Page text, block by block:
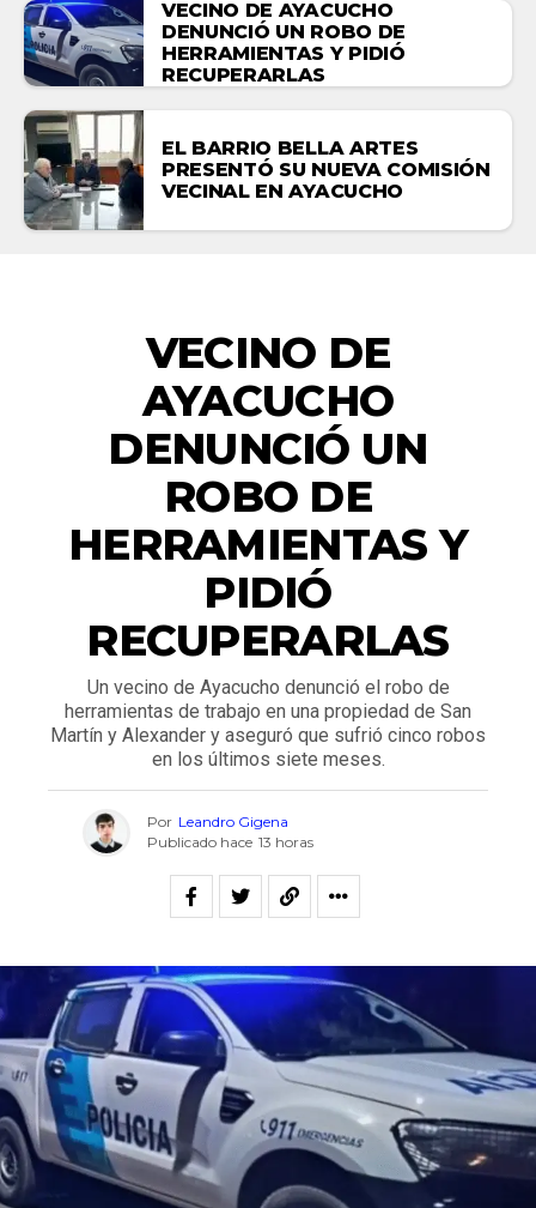
VECINO DE AYACUCHO
DENUNCIÓ UN ROBO DE
HERRAMIENTAS Y PIDIÓ
RECUPERARLAS
EL BARRIO BELLA ARTES
PRESENTÓ SU NUEVA COMISIÓN
VECINAL EN AYACUCHO
VECINO DE
AYACUCHO
DENUNCIÓ UN
ROBO DE
HERRAMIENTAS Y
PIDIÓ
RECUPERARLAS
Un vecino de Ayacucho denunció el robo de
herramientas de trabajo en una propiedad de San
Martín y Alexander y aseguró que sufrió cinco robos
en los últimos siete meses.
Por Leandro Gigena
Publicado hace 13 horas